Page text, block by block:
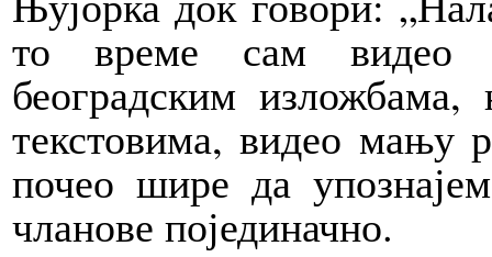
то време сам видео
београдским
текстовима, видео мању
почео шире да
чланове појединачно.